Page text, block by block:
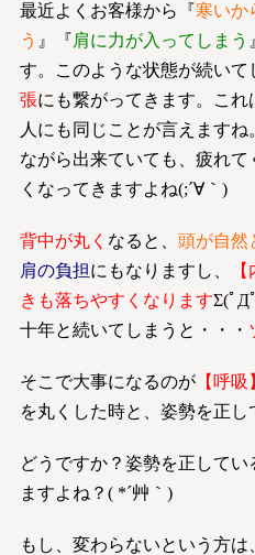
最近よくお客様から『寒いか
う 』『肩に力が入ってしまう
す。このような状態が続いて
張にも繋がってきます。これ
人にも同じことが言えます
ながら出来ていても、疲れ
くなってきますよね(;´∀｀)
背中が丸く なると、 頭が自然
肩の負担にもなりますし、
きも落ちやすくなりますΣ(ﾟД
十年と続いてしまうと・・・
そこで大事になるのが【呼吸
を丸くした時と、姿勢を正し
どうですか？姿勢を正して
ますよね？( *´艸｀)
もし、変わらないという方